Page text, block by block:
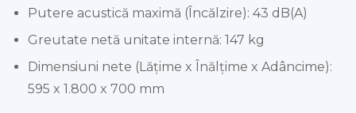
Putere acustică maximă (Încălzire): 43 dB(A)
Greutate netă unitate internă: 147 kg
Dimensiuni nete (Lățime x Înălțime x Adâncime):
595 x 1.800 x 700 mm